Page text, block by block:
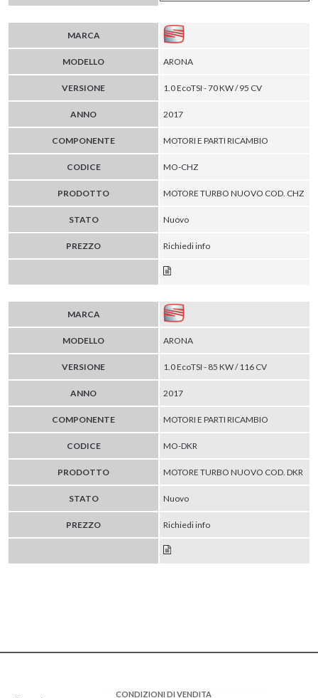
MARCA
MODELLO ARONA
VERSIONE 1.0 EcoTSI - 70 KW / 95 CV
ANNO 2017
COMPONENTE MOTORI E PARTI RICAMBIO
CODICE MO-CHZ
PRODOTTO MOTORE TURBO NUOVO COD. CHZ
STATO Nuovo
PREZZO Richiedi info
MARCA
MODELLO ARONA
VERSIONE 1.0 EcoTSI - 85 KW / 116 CV
ANNO 2017
COMPONENTE MOTORI E PARTI RICAMBIO
CODICE MO-DKR
PRODOTTO MOTORE TURBO NUOVO COD. DKR
STATO Nuovo
PREZZO Richiedi info
CONDIZIONI DI VENDITA